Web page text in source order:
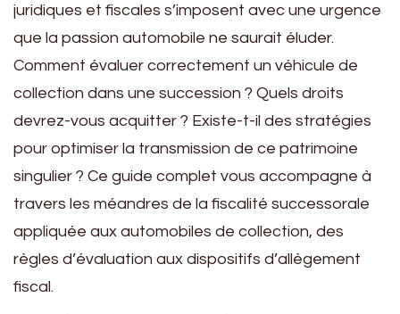
juridiques et fiscales s’imposent avec une urgence
que la passion automobile ne saurait éluder.
Comment évaluer correctement un véhicule de
collection dans une succession ? Quels droits
devrez-vous acquitter ? Existe-t-il des stratégies
pour optimiser la transmission de ce patrimoine
singulier ? Ce guide complet vous accompagne à
travers les méandres de la fiscalité successorale
appliquée aux automobiles de collection, des
règles d’évaluation aux dispositifs d’allègement
fiscal.